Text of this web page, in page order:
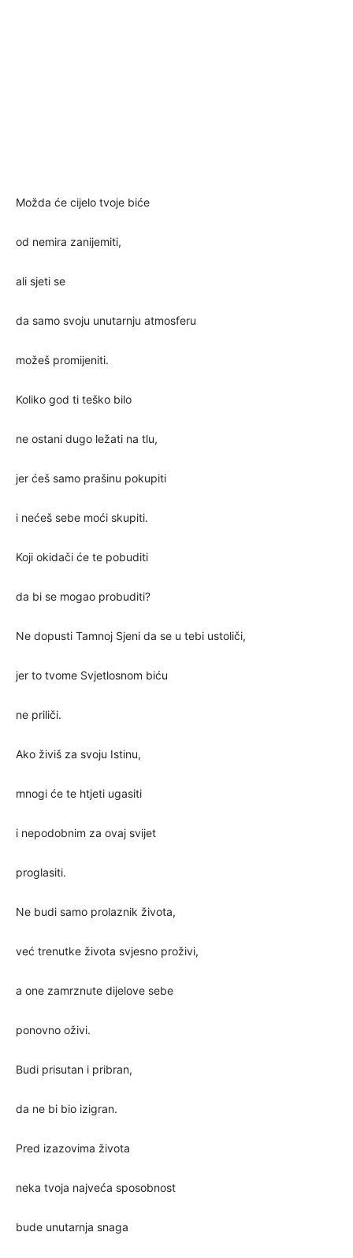
Možda će cijelo tvoje biće
od nemira zanijemiti,
ali sjeti se
da samo svoju unutarnju atmosferu
možeš promijeniti.
Koliko god ti teško bilo
ne ostani dugo ležati na tlu,
jer ćeš samo prašinu pokupiti
i nećeš sebe moći skupiti.
Koji okidači će te pobuditi
da bi se mogao probuditi?
Ne dopusti Tamnoj Sjeni da se u tebi ustoliči,
jer to tvome Svjetlosnom biću
ne priliči.
Ako živiš za svoju Istinu,
mnogi će te htjeti ugasiti
i nepodobnim za ovaj svijet
proglasiti.
Ne budi samo prolaznik života,
već trenutke života svjesno proživi,
a one zamrznute dijelove sebe
ponovno oživi.
Budi prisutan i pribran,
da ne bi bio izigran.
Pred izazovima života
neka tvoja najveća sposobnost
bude unutarnja snaga